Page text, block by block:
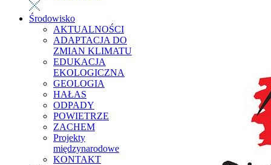
Środowisko
AKTUALNOŚCI
ADAPTACJA DO
ZMIAN KLIMATU
EDUKACJA
EKOLOGICZNA
GEOLOGIA
HAŁAS
ODPADY
POWIETRZE
ZACHEM
Projekty
międzynarodowe
KONTAKT